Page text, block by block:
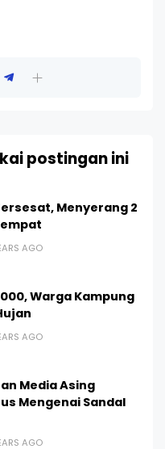
postingan ini
Menyerang 2
AGO
Warga Kampung
AGO
Media Asing
Mengenai Sandal
AGO